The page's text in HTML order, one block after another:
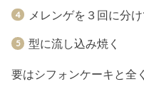
メレンゲを３回に分
型に流し込み焼く
要はシフォンケーキと全